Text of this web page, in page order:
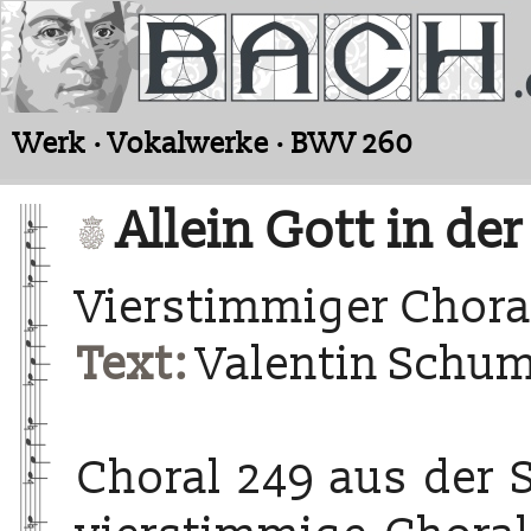
Werk · Vokalwerke · BWV 260
Allein Gott in
Vierstimmiger
Text:Valentin
Choral 249 aus der